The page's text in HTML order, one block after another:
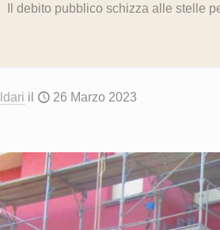
Il debito pubblico schizza alle stelle
il 26 Marzo 2023